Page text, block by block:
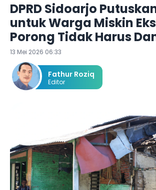
DPRD Sidoarjo
untuk Warga Miskin
Porong Tidak Harus
13 Mei 2026 06:33
Fathur Roziq
Editor